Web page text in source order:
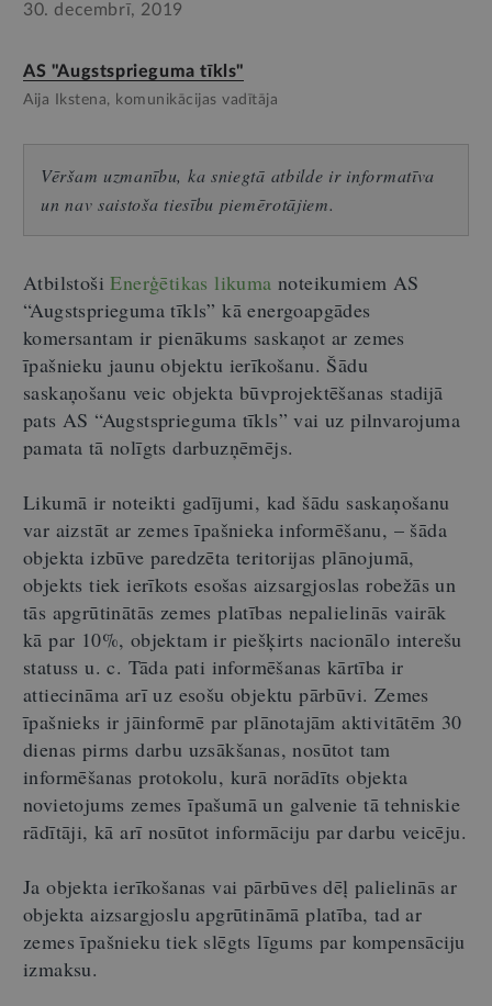
30. decembrī, 2019
AS "Augstsprieguma tīkls"
Aija Ikstena, komunikācijas vadītāja
Vēršam uzmanību, ka sniegtā atbilde ir informatīva
un nav saistoša tiesību piemērotājiem.
AtbilstošiEnerģētikas likuma noteikumiem AS
“Augstsprieguma tīkls” kā energoapgādes
komersantam ir pienākums saskaņot ar zemes
īpašnieku jaunu objektu ierīkošanu. Šādu
saskaņošanu veic objekta būvprojektēšanas stadijā
pats AS “Augstsprieguma tīkls” vai uz pilnvarojuma
pamata tā nolīgts darbuzņēmējs.
Likumā ir noteikti gadījumi, kad šādu saskaņošanu
var aizstāt ar zemes īpašnieka informēšanu, – šāda
objekta izbūve paredzēta teritorijas plānojumā,
objekts tiek ierīkots esošas aizsargjoslas robežās un
tās apgrūtinātās zemes platības nepalielinās vairāk
kā par 10%, objektam ir piešķirts nacionālo interešu
statuss u. c. Tāda pati informēšanas kārtība ir
attiecināma arī uz esošu objektu pārbūvi. Zemes
īpašnieks ir jāinformē par plānotajām aktivitātēm 30
dienas pirms darbu uzsākšanas, nosūtot tam
informēšanas protokolu, kurā norādīts objekta
novietojums zemes īpašumā un galvenie tā tehniskie
rādītāji, kā arī nosūtot informāciju par darbu veicēju.
Ja objekta ierīkošanas vai pārbūves dēļ palielinās ar
objekta aizsargjoslu apgrūtināmā platība, tad ar
zemes īpašnieku tiek slēgts līgums par kompensāciju
izmaksu.